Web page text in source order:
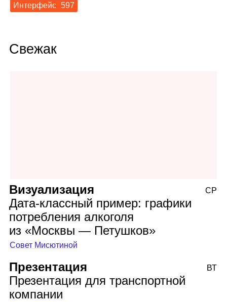
Интерфейс 597
Свежак
Визуализация
Дата‑классный пример: графики
потребления алкоголя
из «Москвы — Петушков»
Совет Мисютиной
СР
Презентация
Презентация для транспортной
компании
ВТ